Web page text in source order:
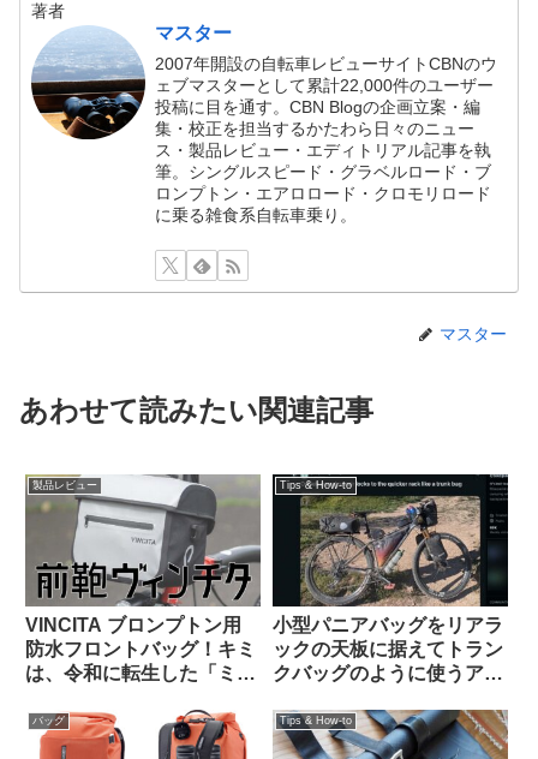
著者
マスター
2007年開設の自転車レビューサイトCBNのウ
ェブマスターとして累計22,000件のユーザー
投稿に目を通す。CBN Blogの企画立案・編
集・校正を担当するかたわら日々のニュー
ス・製品レビュー・エディトリアル記事を執
筆。シングルスピード・グラベルロード・ブ
ロンプトン・エアロロード・クロモリロード
に乗る雑食系自転車乗り。
マスター
あわせて読みたい関連記事
製品レビュー
VINCITA ブロンプトン用
防水フロントバッグ！キミ
は、令和に転生した「ミニ
Tips & How-to
小型パニアバッグをリアラ
ックの天板に据えてトラン
クバッグのように使うアイ
ら）Ortlieb Gravel-Pack /
Quick-Rack
バッグ Tips & How-to